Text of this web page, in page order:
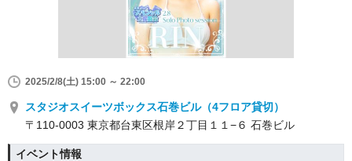
2025/2/8(土) 15:00 ～ 22:00
スタジオスイーツボックス石巻ビル（4フロア貸切）
〒110-0003 東京都台東区根岸２丁目１１−６ 石巻ビル
イベント情報